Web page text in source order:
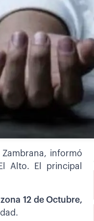
informó
Alto. El principal
12 de Octubre,